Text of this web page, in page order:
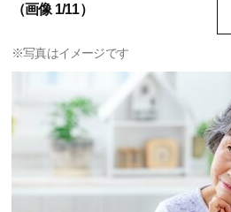
（画像 1/11）
※写真はイメージです